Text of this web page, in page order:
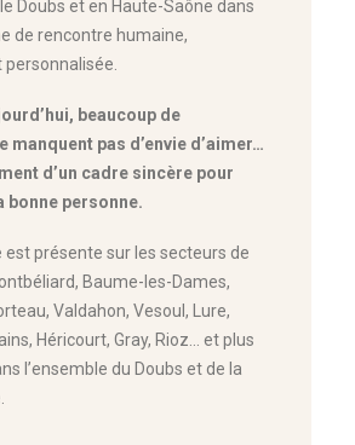
Doubs et en Haute-Saône dans
de rencontre humaine,
beaucoup de
manquent pas d’envie d’aimer…
d’un cadre sincère pour
bonne personne.
est présente sur les secteurs de
Baume-les-Dames,
Valdahon, Vesoul, Lure,
Héricourt, Gray, Rioz… et plus
l’ensemble du Doubs et de la